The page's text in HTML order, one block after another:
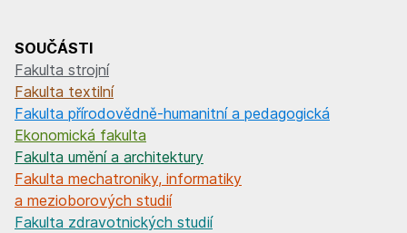
SOUČÁSTI
Fakulta strojní
Fakulta textilní
Fakulta přírodovědně-humanitní a pedagogická
Ekonomická fakulta
Fakulta umění a architektury
Fakulta mechatroniky, informatiky
a mezioborových studií
Fakulta zdravotnických studií